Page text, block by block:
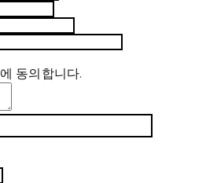
에 동의합니다.